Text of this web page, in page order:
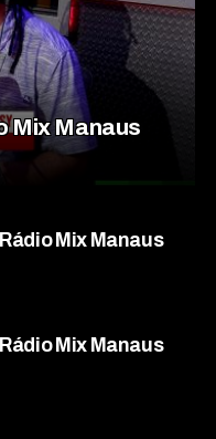
Mix Manaus
Mix Manaus
Mix Manaus